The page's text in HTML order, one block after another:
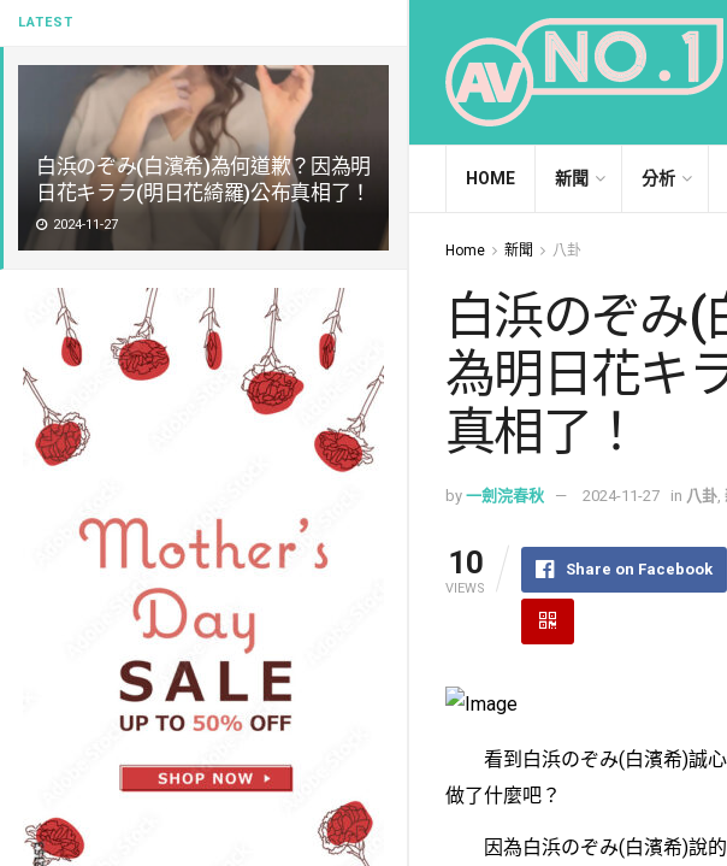
LATEST
白浜のぞみ(白濱希)為何道歉？因為明
日花キララ(明日花綺羅)公布真相了！
2024-11-27
HOME 新聞 分析
Home 新聞 八卦
白浜のぞみ(
為明日花キ
真相了！
by 一劍浣春秋 2024-11-27 in 八卦
10
VIEWS
Share on Facebook
看到白浜のぞみ(白濱希)誠心
做了什麼吧？
因為白浜のぞみ(白濱希)說的